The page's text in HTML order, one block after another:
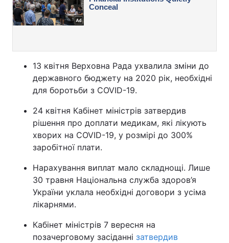
13 квітня Верховна Рада ухвалила зміни до
державного бюджету на 2020 рік, необхідні
для боротьби з COVID-19.
24 квітня Кабінет міністрів затвердив
рішення про доплати медикам, які лікують
хворих на COVID-19, у розмірі до 300%
заробітної плати.
Нарахування виплат мало складнощі. Лише
30 травня Національна служба здоров’я
України уклала необхідні договори з усіма
лікарнями.
Кабінет міністрів 7 вересня на
позачерговому засіданні затвердив